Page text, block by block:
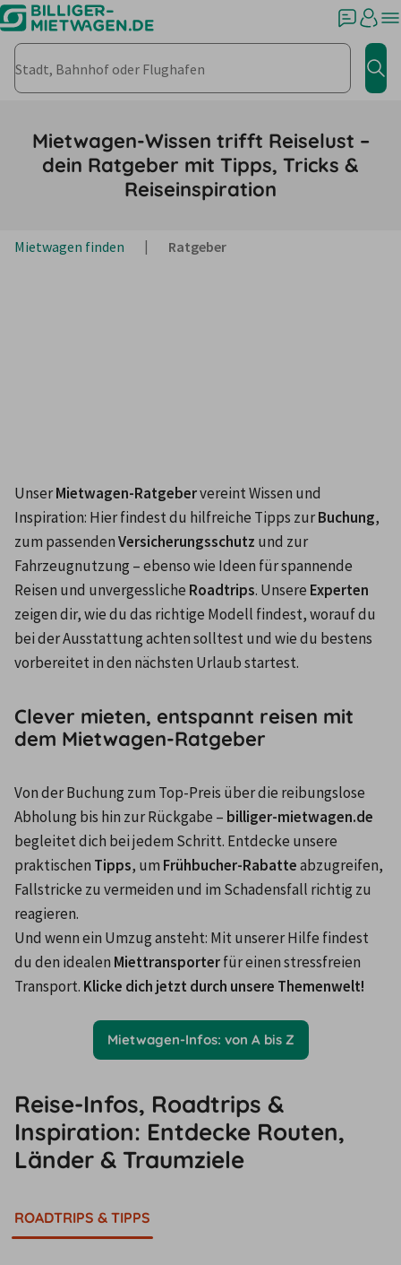
Stadt, Bahnhof oder Flughafen
Mietwagen-Wissen trifft Reiselust –
dein Ratgeber mit Tipps, Tricks &
Reiseinspiration
Mietwagen finden Ratgeber
Unser Mietwagen-Ratgeber vereint Wissen und
Inspiration: Hier findest du hilfreiche Tipps zur Buchung,
zum passenden Versicherungsschutz und zur
Fahrzeugnutzung – ebenso wie Ideen für spannende
Reisen und unvergessliche Roadtrips. Unsere Experten
zeigen dir, wie du das richtige Modell findest, worauf du
bei der Ausstattung achten solltest und wie du bestens
vorbereitet in den nächsten Urlaub startest.
Clever mieten, entspannt reisen mit
dem Mietwagen-Ratgeber
Von der Buchung zum Top-Preis über die reibungslose
Abholung bis hin zur Rückgabe – billiger-mietwagen.de
begleitet dich bei jedem Schritt. Entdecke unsere
praktischen Tipps, um Frühbucher-Rabatte abzugreifen,
Fallstricke zu vermeiden und im Schadensfall richtig zu
reagieren.
Und wenn ein Umzug ansteht: Mit unserer Hilfe findest
du den idealen Miettransporter für einen stressfreien
Transport. Klicke dich jetzt durch unsere Themenwelt!
Mietwagen-Infos: von A bis Z
Reise-Infos, Roadtrips &
Inspiration: Entdecke Routen,
Länder & Traumziele
ROADTRIPS & TIPPS